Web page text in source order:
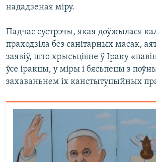
нададзеная міру.
Падчас сустрэчы, якая доўжылася
праходзіла без санітарных масак,
заявіў, што хрысьціяне ў Іраку
ўсе іракцы, у міры і бясьпецы з
захаваньнем іх канстытуцыйных